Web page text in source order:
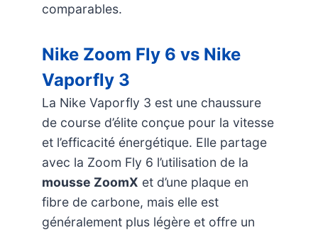
comparables.
Nike Zoom Fly 6 vs Nike
Vaporfly 3
La Nike Vaporfly 3 est une chaussure
de course d’élite conçue pour la vitesse
et l’efficacité énergétique. Elle partage
avec la Zoom Fly 6 l’utilisation de la
mousse ZoomX et d’une plaque en
fibre de carbone, mais elle est
généralement plus légère et offre un